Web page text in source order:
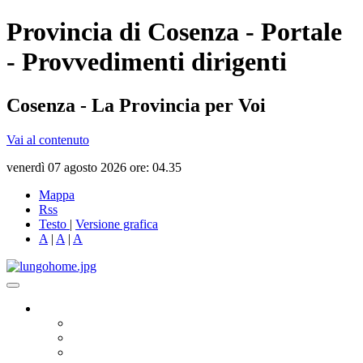
Provincia di Cosenza - Portale
- Provvedimenti dirigenti
Cosenza - La Provincia per Voi
Vai al contenuto
venerdì 07 agosto 2026 ore: 04.35
Mappa
Rss
Testo | Versione grafica
A | A | A